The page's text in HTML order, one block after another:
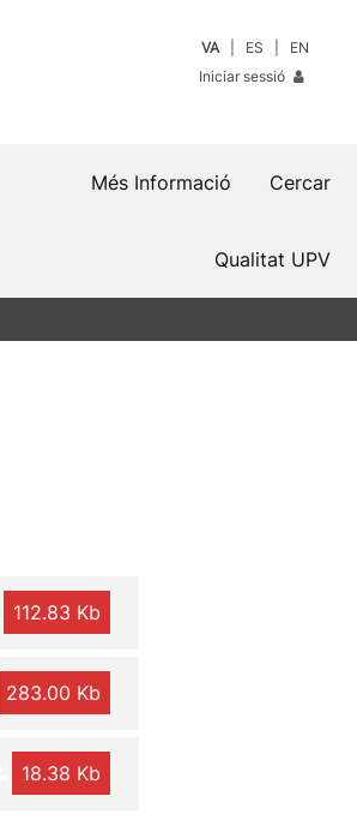
VA ES
EN
Iniciar sessió
Cercar
Més Informació
Qualitat UPV
112.83 Kb
283.00 Kb
18.38 Kb